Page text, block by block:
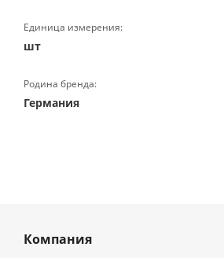
Единица измерения:
шт
Родина бренда:
Германия
Компания